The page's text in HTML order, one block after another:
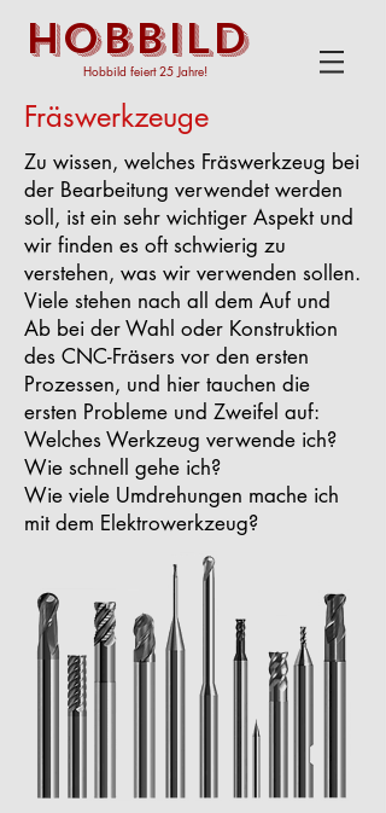
HOBBILD
Hobbild feiert 25 Jahre!
Fräswerkzeuge
Zu wissen, welches Fräswerkzeug bei
der Bearbeitung verwendet werden
soll, ist ein sehr wichtiger Aspekt und
wir finden es oft schwierig zu
verstehen, was wir verwenden sollen.
Viele stehen nach all dem Auf und
Ab bei der Wahl oder Konstruktion
des CNC-Fräsers vor den ersten
Prozessen, und hier tauchen die
ersten Probleme und Zweifel auf:
Welches Werkzeug verwende ich?
Wie schnell gehe ich?
Wie viele Umdrehungen mache ich
mit dem Elektrowerkzeug?